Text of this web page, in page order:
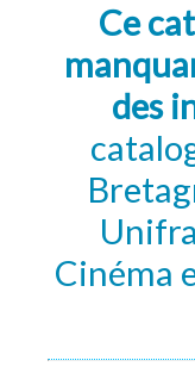
Ce
des
Cinéma